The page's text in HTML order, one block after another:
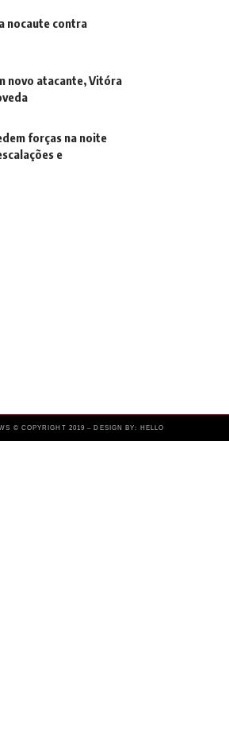
nocaute contra
novo atacante, Vitóra
forças na noite
e
© COPYRIGHT 2019 – DESIGN BY: HELLO